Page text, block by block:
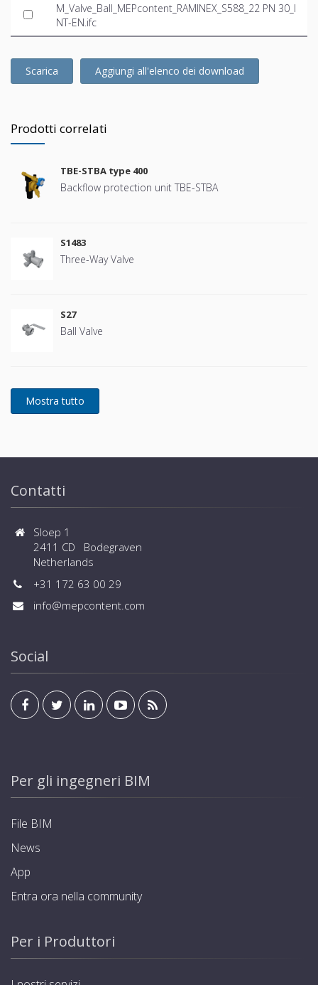
M_Valve_Ball_MEPcontent_RAMINEX_S588_22 PN 30_I
NT-EN.ifc
Scarica Aggiungi all'elenco dei download
Prodotti correlati
TBE-STBA type 400
Backflow protection unit TBE-STBA
S1483
Three-Way Valve
S27
Ball Valve
Contatti
Sloep 1
2411 CD Bodegraven
Netherlands
+31 172 63 00 29
info@mepcontent.com
Social
Per gli ingegneri BIM
File BIM
News
App
Entra ora nella community
Per i Produttori